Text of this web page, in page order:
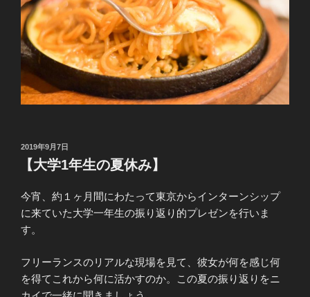
投
日:
2019年9月7日
【大学1年生の夏休み】
今宵、約１ヶ月間にわたって東京からインターンシップ
に来ていた大学一年生の振り返り的プレゼンを行いま
す。
フリーランスのリアルな現場を見て、彼女が何を感じ何
を得てこれから何に活かすのか。この夏の振り返りをニ